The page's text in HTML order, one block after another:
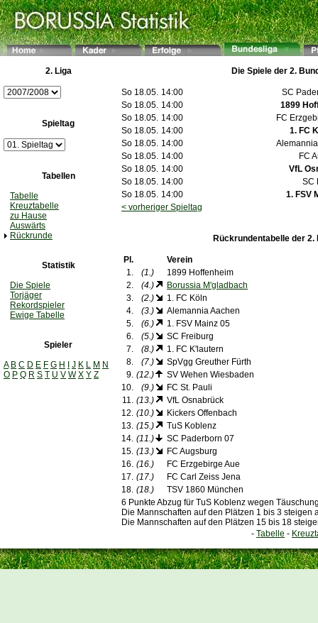
2. Liga
Spieltag
Tabellen
Tabelle
Kreuztabelle
zu Hause
Auswärts
Rückrunde
Statistik
Die Spiele
Torjäger
Rekordspieler
Ewige Tabelle
Spieler
A B C D E F G H J K L M N
O P Q R S T U V W X Y Z
Die Spiele der 2.
So 18.05. 14:00
SC
So 18.05. 14:00
1899
So 18.05. 14:00
FC
So 18.05. 14:00
1. FC
So 18.05. 14:00
So 18.05. 14:00
FC
So 18.05. 14:00
VfL
So 18.05. 14:00
SC
So 18.05. 14:00
1. FSV
< vorheriger Spieltag
Rückrundentabelle der 2.
Pl.
Verein
1.
(1.)
1899 Hoffenheim
2.
(4.)
Borussia M'gladbach
3.
(2.)
1. FC Köln
4.
(3.)
Alemannia Aachen
5.
(6.)
1. FSV Mainz 05
6.
(5.)
SC Freiburg
7.
(8.)
1. FC K'lautern
8.
(7.)
SpVgg Greuther Fürth
9. (12.)
SV Wehen Wiesbaden
10.
(9.)
FC St. Pauli
11. (13.)
VfL Osnabrück
12. (10.)
Kickers Offenbach
13. (15.)
TuS Koblenz
14. (11.)
SC Paderborn 07
15. (13.)
FC Augsburg
16. (16.)
FC Erzgebirge Aue
17. (17.)
FC Carl Zeiss Jena
18. (18.)
TSV 1860 München
6 Punkte Abzug für TuS Koblenz wegen
Die Mannschaften auf den Plätzen 1 bis 3 steigen
Die Mannschaften auf den Plätzen 15 bis 18
- Tabelle -